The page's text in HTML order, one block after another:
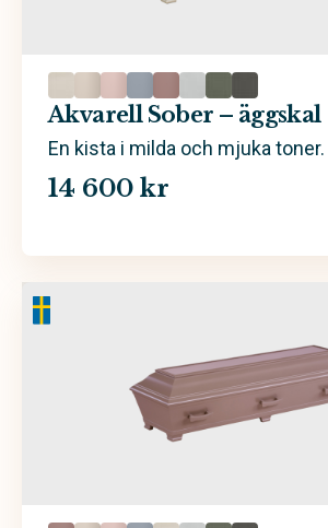
Akvarell Sober – äggskal
En kista i milda och mjuka toner.
14 600 kr